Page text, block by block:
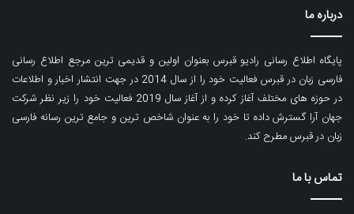
درباره ما
پایگاه اطلاع رسانی رادیو قبرس بعنوان اولین و قدیمی ترین مرجع اطلاع رسانی
فارسی زبان در قبرس فعالیت خود را از سال 2014 در جهت انتشار اخبار و اطلاعات
در حوزه های مختلف آغاز کرده و از آغاز سال 2019 فعالیت خود را زیر نظر شرکت
جهان آرا گسترش داده تا خود را به عنوان شاخص ترین و جامع ترین رسانه فارسی
زبان در قبرس مطرح کند.
تماس با ما